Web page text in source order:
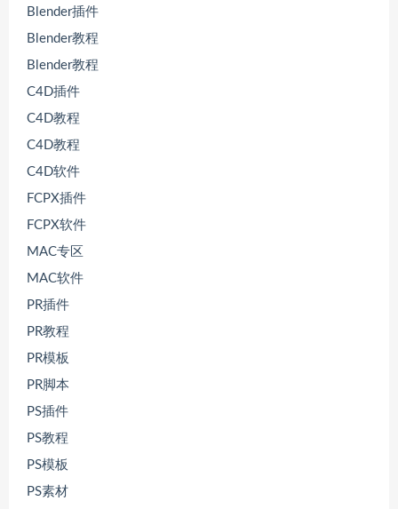
Blender插件
Blender教程
Blender教程
C4D插件
C4D教程
C4D教程
C4D软件
FCPX插件
FCPX软件
MAC专区
MAC软件
PR插件
PR教程
PR模板
PR脚本
PS插件
PS教程
PS模板
PS素材